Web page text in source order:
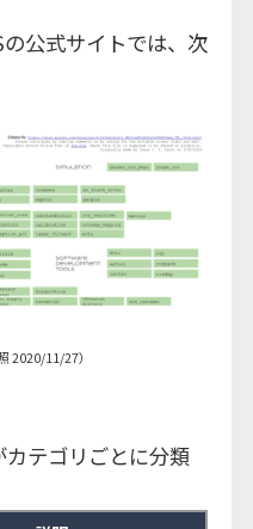
公式サイトでは、次
2020/11/27）
テゴリごとに分類